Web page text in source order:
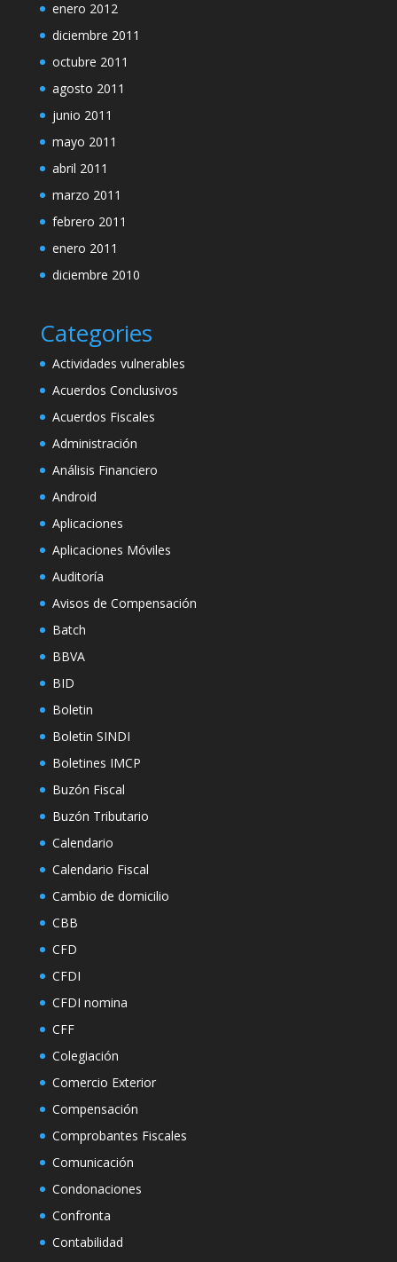
enero 2012
diciembre 2011
octubre 2011
agosto 2011
junio 2011
mayo 2011
abril 2011
marzo 2011
febrero 2011
enero 2011
diciembre 2010
Categories
Actividades vulnerables
Acuerdos Conclusivos
Acuerdos Fiscales
Administración
Análisis Financiero
Android
Aplicaciones
Aplicaciones Móviles
Auditoría
Avisos de Compensación
Batch
BBVA
BID
Boletin
Boletin SINDI
Boletines IMCP
Buzón Fiscal
Buzón Tributario
Calendario
Calendario Fiscal
Cambio de domicilio
CBB
CFD
CFDI
CFDI nomina
CFF
Colegiación
Comercio Exterior
Compensación
Comprobantes Fiscales
Comunicación
Condonaciones
Confronta
Contabilidad